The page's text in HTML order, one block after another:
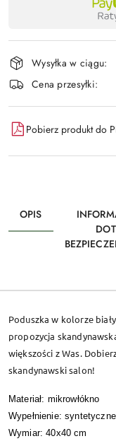
płatność
i
dostawa
Wysyłka w ciągu:
Cena przesyłki:
Pobierz produkt do
OPIS
Poduszka w kolorze
propozycja
większości z Was.
skandynawski salon!
Materiał: mikrowłókno
Wypełnienie: syntetyczne
Wymiar: 40x40 cm